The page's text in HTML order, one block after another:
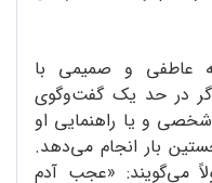
عاطفی و صمیمی با
در حد یک گفت‌وگوی
شخصی و یا راهنمایی او
بار انجام می‌دهد.
می‌گویند: «عجب آدم